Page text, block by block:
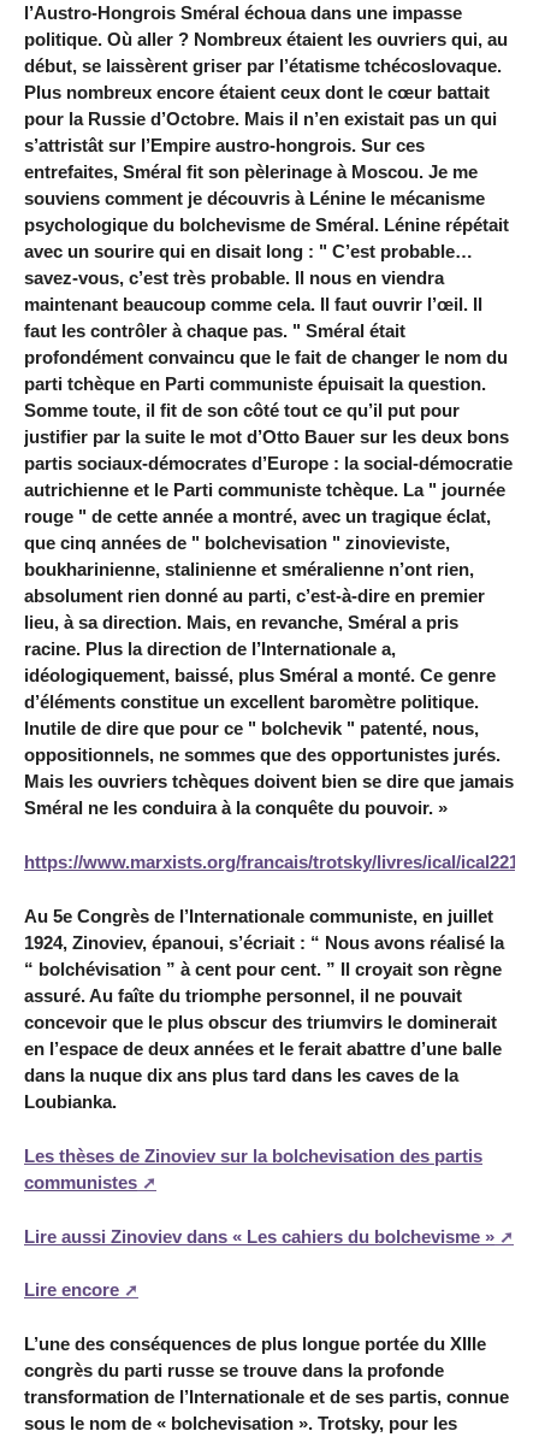
l’Austro-Hongrois Sméral échoua dans une impasse
politique. Où aller ? Nombreux étaient les ouvriers qui, au
début, se laissèrent griser par l’étatisme tchécoslovaque.
Plus nombreux encore étaient ceux dont le cœur battait
pour la Russie d’Octobre. Mais il n’en existait pas un qui
s’attristât sur l’Empire austro-hongrois. Sur ces
entrefaites, Sméral fit son pèlerinage à Moscou. Je me
souviens comment je découvris à Lénine le mécanisme
psychologique du bolchevisme de Sméral. Lénine répétait
avec un sourire qui en disait long : " C’est probable…
savez-vous, c’est très probable. Il nous en viendra
maintenant beaucoup comme cela. Il faut ouvrir l’œil. Il
faut les contrôler à chaque pas. " Sméral était
profondément convaincu que le fait de changer le nom du
parti tchèque en Parti communiste épuisait la question.
Somme toute, il fit de son côté tout ce qu’il put pour
justifier par la suite le mot d’Otto Bauer sur les deux bons
partis sociaux-démocrates d’Europe : la social-démocratie
autrichienne et le Parti communiste tchèque. La " journée
rouge " de cette année a montré, avec un tragique éclat,
que cinq années de " bolchevisation " zinovieviste,
boukharinienne, stalinienne et sméralienne n’ont rien,
absolument rien donné au parti, c’est-à-dire en premier
lieu, à sa direction. Mais, en revanche, Sméral a pris
racine. Plus la direction de l’Internationale a,
idéologiquement, baissé, plus Sméral a monté. Ce genre
d’éléments constitue un excellent baromètre politique.
Inutile de dire que pour ce " bolchevik " patenté, nous,
oppositionnels, ne sommes que des opportunistes jurés.
Mais les ouvriers tchèques doivent bien se dire que jamais
Sméral ne les conduira à la conquête du pouvoir. »
https://www.marxists.org/francais/trotsky/livres/ical/
Au 5e Congrès de l’Internationale communiste, en juillet
1924, Zinoviev, épanoui, s’écriait : “ Nous avons réalisé la
“ bolchévisation ” à cent pour cent. ” Il croyait son règne
assuré. Au faîte du triomphe personnel, il ne pouvait
concevoir que le plus obscur des triumvirs le dominerait
en l’espace de deux années et le ferait abattre d’une balle
dans la nuque dix ans plus tard dans les caves de la
Loubianka.
Les thèses de Zinoviev sur la bolchevisation des partis
communistes
Lire aussi Zinoviev dans « Les cahiers du bolchevisme »
Lire encore
L’une des conséquences de plus longue portée du XIIIe
congrès du parti russe se trouve dans la profonde
transformation de l’Internationale et de ses partis, connue
sous le nom de « bolchevisation ». Trotsky, pour les